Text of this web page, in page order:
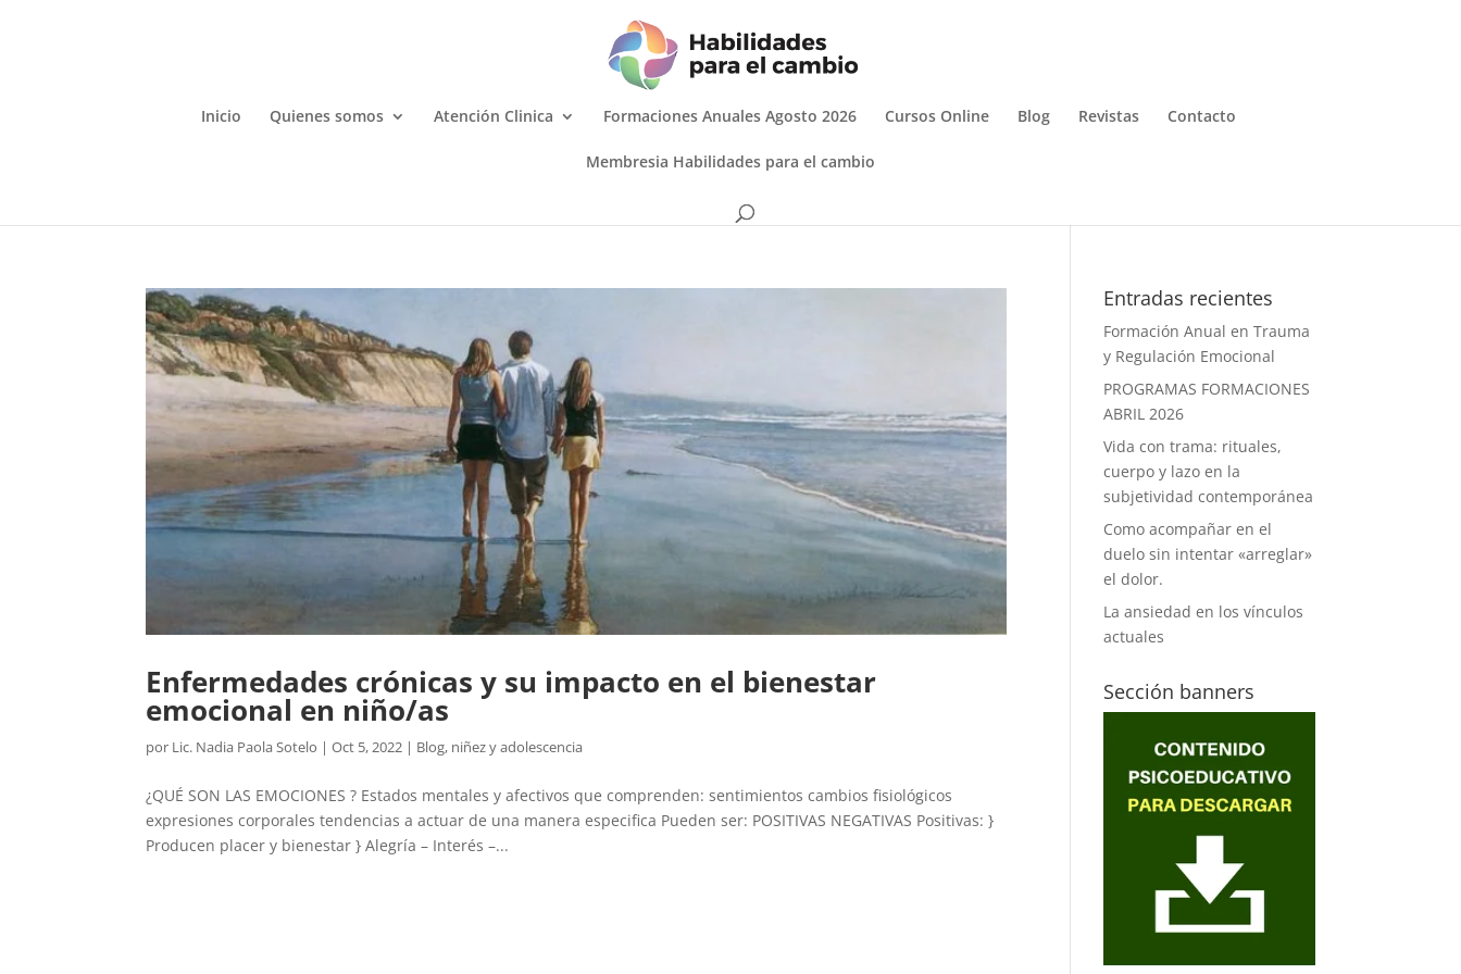
Inicio Quienes somos Atención Clinica Formaciones Anuales Agosto 2026 Cursos Online Blog Revistas Contacto
Membresia Habilidades para el cambio
Enfermedades crónicas y su impacto en el bienestar
emocional en niño/as
por Lic. Nadia Paola Sotelo |Oct 5, 2022 | Blog, niñez y adolescencia
¿QUÉ SON LAS EMOCIONES ? Estados mentales y afectivos que comprenden: sentimientos cambios fisiológicos
expresiones corporales tendencias a actuar de una manera especifica Pueden ser: POSITIVAS NEGATIVAS Positivas: }
Producen placer y bienestar } Alegría – Interés –...
Entradas recientes
Formación Anual en Trauma
y Regulación Emocional
PROGRAMAS FORMACIONES
ABRIL 2026
Vida con trama: rituales,
cuerpo y lazo en la
subjetividad contemporánea
Como acompañar en el
duelo sin intentar «arreglar»
el dolor.
La ansiedad en los vínculos
actuales
Sección banners